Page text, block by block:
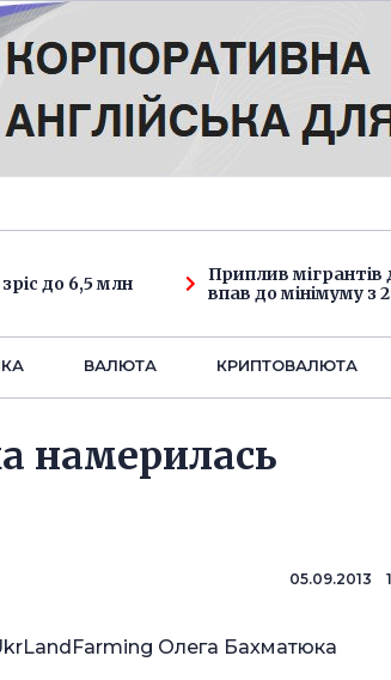
до 6,5 млн
Приплив мігрантів
впав до мінімуму з
ВАЛЮТА КРИПТОВАЛЮТА
намерилась
05.09.2013
Олега Бахматюка